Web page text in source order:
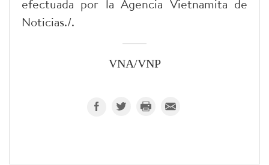
efectuada por la Agencia Vietnamita de
Noticias./.
VNA/VNP